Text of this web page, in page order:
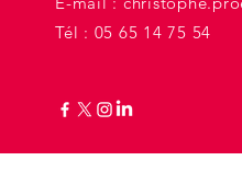
Tél : 05 65 14 75 54